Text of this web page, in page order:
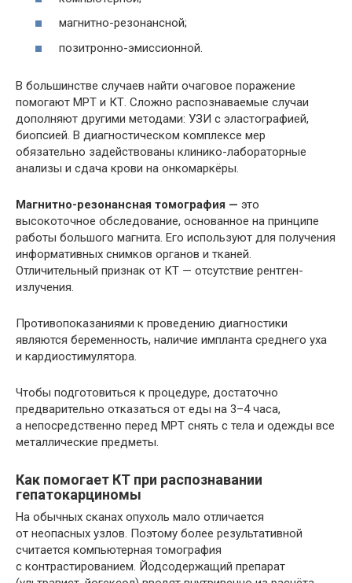
магнитно-резонансной;
позитронно-эмиссионной.
В большинстве случаев найти очаговое поражение
помогают МРТ и КТ. Сложно распознаваемые случаи
дополняют другими методами: УЗИ с эластографией,
биопсией. В диагностическом комплексе мер
обязательно задействованы клинико-лабораторные
анализы и сдача крови на онкомаркёры.
Магнитно-резонансная томография — это
высокоточное обследование, основанное на принципе
работы большого магнита. Его используют для получения
информативных снимков органов и тканей.
Отличительный признак от КТ — отсутствие рентген-
излучения.
Противопоказаниями к проведению диагностики
являются беременность, наличие импланта среднего уха
и кардиостимулятора.
Чтобы подготовиться к процедуре, достаточно
предварительно отказаться от еды на 3–4 часа,
а непосредственно перед МРТ снять с тела и одежды все
металлические предметы.
Как помогает КТ при распознавании
гепатокарциномы
На обычных сканах опухоль мало отличается
от неопасных узлов. Поэтому более результативной
считается компьютерная томография
с контрастированием. Йодсодержащий препарат